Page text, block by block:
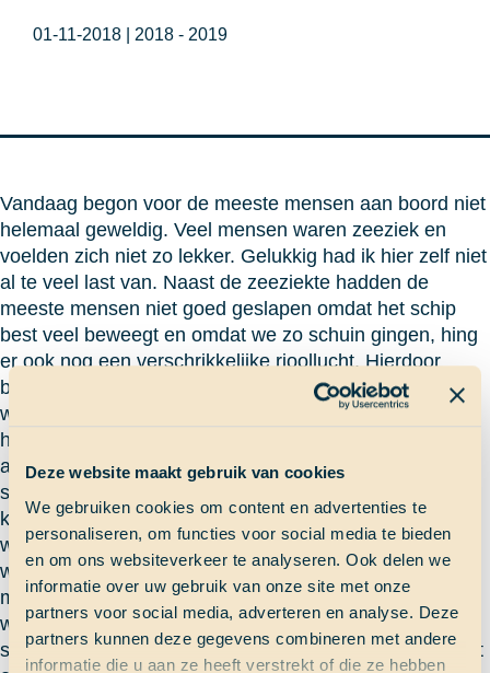
Deze website maakt gebruik van cookies
We gebruiken cookies om content en advertenties te
personaliseren, om functies voor social media te bieden
en om ons websiteverkeer te analyseren. Ook delen we
informatie over uw gebruik van onze site met onze
partners voor social media, adverteren en analyse. Deze
partners kunnen deze gegevens combineren met andere
informatie die u aan ze heeft verstrekt of die ze hebben
01-11-2018 | 2018 - 2019
Vandaag begon voor de meeste mensen aan boord niet
helemaal geweldig. Veel mensen waren zeeziek en
voelden zich niet zo lekker. Gelukkig had ik hier zelf niet
al te veel last van. Naast de zeeziekte hadden de
meeste mensen niet goed geslapen omdat het schip
best veel beweegt en omdat we zo schuin gingen, hing
er ook nog een verschrikkelijke rioollucht. Hierdoor
begon ik me wel een beetje ziek te voelen! Gelukkig
waren er ook leuke dingen: er was een lekkere wind,
het was niet al te koud en zelfs zijn de eerste dolfijnen
al gespot. Dit was in mijn wacht, maar omdat ik aan het
sturen was, heb ik deze helaas gemist! In de avond
kregen steeds minder mensen last van de zeeziekte en
werd de rioollucht ook minder. Dit maakte iedereen al
weer wat vrolijker. Helaas nam de wind ook af, dus
moesten we op de motor gaan varen. Hierdoor had de
wacht niet heel veel meer te doen behalve op de uitkijk
staan. Ook heb ik Engeland en Frankrijk gezien. Omdat